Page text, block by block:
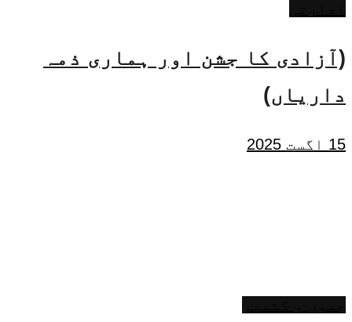
(آزادی کا جشن اور ہماری ذمہ
داریاں)
15 اگست 2025